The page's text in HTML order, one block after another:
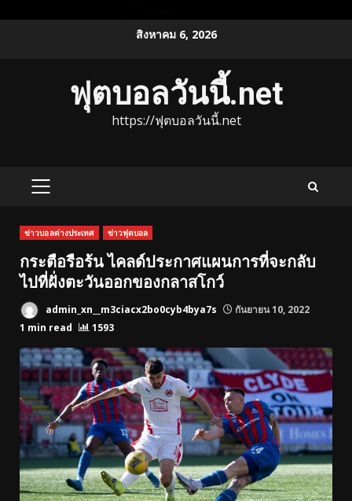
สิงหาคม 6, 2026
ฟุตบอลวันนี้.net
https://ฟุตบอลวันนี้.net
PRIMARY
ข่าวบอลต่างประเทศ ข่าวฟุตบอล
กระตือรือร้น ไคลด์ประกาศแผนการที่จะกลับ
ไปที่ฝั่งตะวันออกของกลาสโกว์
admin_xn__m3ciacx2bo0cyb4bya7s
กันยายน 10, 2022
1 min read
1593